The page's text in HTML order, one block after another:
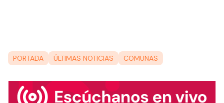
PORTADA ÚLTIMAS NOTICIAS COMUNAS